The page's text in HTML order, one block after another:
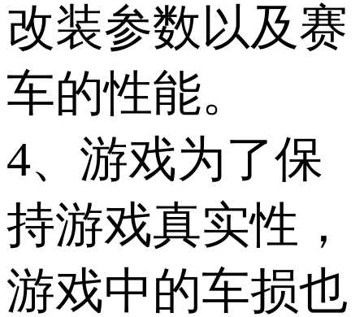
改装参数以及赛
车的性能。
4、游戏为了保
持游戏真实性，
游戏中的车损也